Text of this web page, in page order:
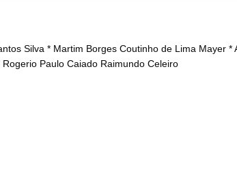
Silva * Martim Borges Coutinho de Lima Mayer *
Rogerio Paulo Caiado Raimundo Celeiro